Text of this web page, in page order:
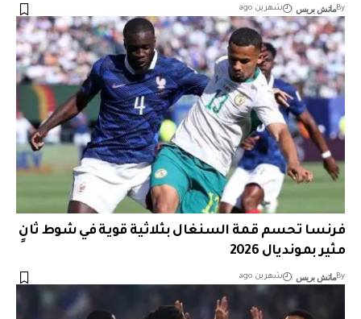
Byماتش بريس شهرين ago
فرنسا تحسم قمة السنغال بثلاثية قوية في شوط ثانٍ
مثير بمونديال 2026
Byماتش بريس شهرين ago